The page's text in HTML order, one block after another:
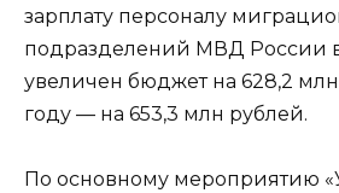
зарплату персоналу
подразделений МВД России в
увеличен бюджет на 628,2
году — на 653,3 млн рублей.
По основному мероприятию